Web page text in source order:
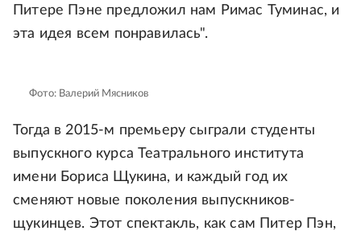
Питере Пэне предложил нам Римас Туминас, и
эта идея всем понравилась".
Фото: Валерий Мясников
Тогда в 2015-м премьеру сыграли студенты
выпускного курса Театрального института
имени Бориса Щукина, и каждый год их
сменяют новые поколения выпускников-
щукинцев. Этот спектакль, как сам Питер Пэн,